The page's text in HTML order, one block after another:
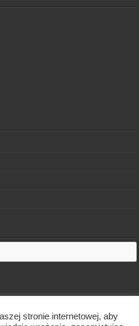
stronie internetowej, aby